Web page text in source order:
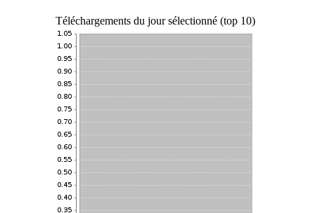
Téléchargements du jour sélectionné (top 10)